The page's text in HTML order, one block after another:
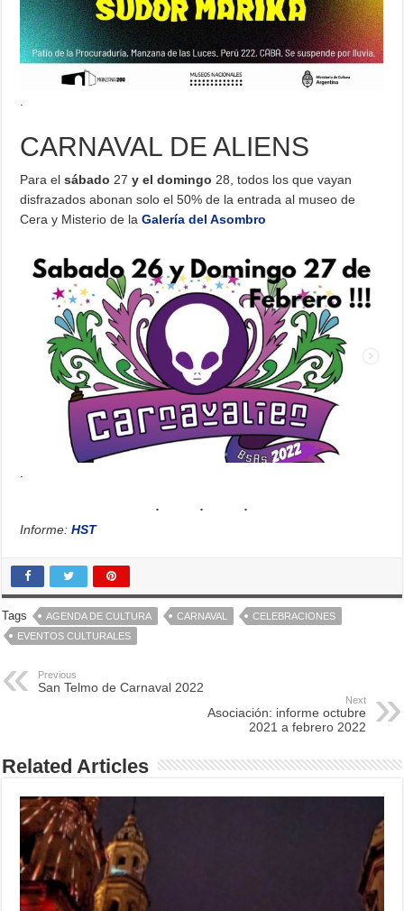
CARNAVAL DE ALIENS
Para elsábado 27 y el domingo 28, todos los que vayan
disfrazados abonan solo el 50% de la entrada al museo de
Cera y Misterio de laGalería del Asombro
Informe:HST
Tags AGENDA DE CULTURA CARNAVAL
CELEBRACIONES
EVENTOS CULTURALES
Previous
San Telmo de Carnaval 2022
Next
Asociación: informe octubre
2021 a febrero 2022
Related Articles